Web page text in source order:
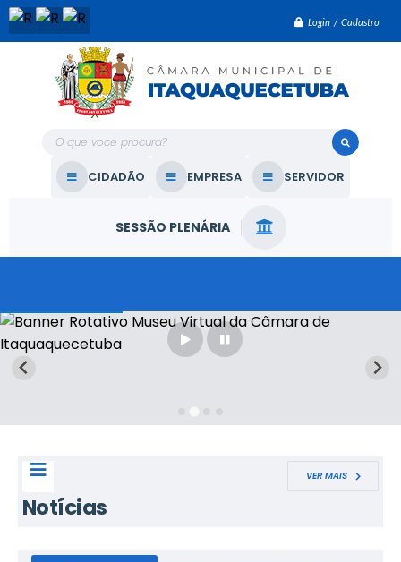
Login / Cadastro
O que voce procura?
CIDADÃO EMPRESA SERVIDOR
SESSÃO PLENÁRIA
Notícias
VER MAIS